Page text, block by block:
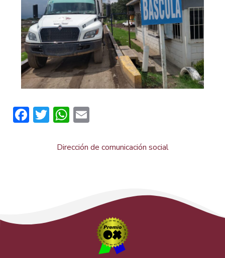
Facebook
TwitterWhatsApp
Dirección de comunicación social